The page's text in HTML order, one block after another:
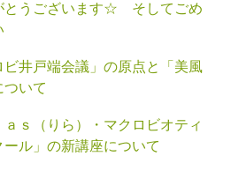
とうございます☆ そしてごめ
ビ井戸端会議」の原点と「美風
ついて
ａｓ（りら）・マクロビオティ
ール」の新講座について